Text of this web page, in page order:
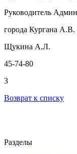
Руководитель
города Кургана
Щукина А.Л.
45-74-80
3
Возврат к списку
Разделы